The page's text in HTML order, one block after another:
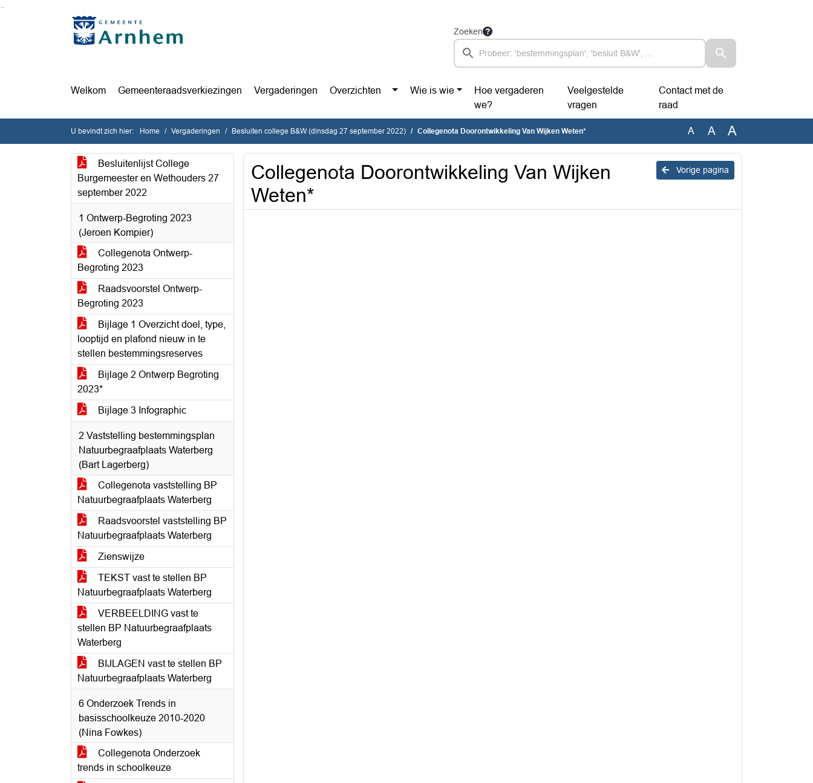
Ga naar de inhoud van deze pagina
Ga naar het zoeken
Ga naar het menu
Zoeken
Welkom Gemeenteraadsverkiezingen Vergaderingen Overzichten Wie is wie
Hoe vergaderen
we?
Veelgestelde
vragen
Contact met de
raad
U bevindt zich hier: Home Vergaderingen Besluiten college B&W (dinsdag 27 september 2022) Collegenota Doorontwikkeling Van Wijken Weten* A A A
Besluitenlijst College
Burgemeester en Wethouders 27
september 2022
1 Ontwerp-Begroting 2023
(Jeroen Kompier)
Collegenota Ontwerp-
Begroting 2023
Raadsvoorstel Ontwerp-
Begroting 2023
Bijlage 1 Overzicht doel, type,
looptijd en plafond nieuw in te
stellen bestemmingsreserves
Bijlage 2 Ontwerp Begroting
2023*
Bijlage 3 Infographic
2 Vaststelling bestemmingsplan
Natuurbegraafplaats Waterberg
(Bart Lagerberg)
Collegenota vaststelling BP
Natuurbegraafplaats Waterberg
Raadsvoorstel vaststelling BP
Natuurbegraafplaats Waterberg
Zienswijze
TEKST vast te stellen BP
Natuurbegraafplaats Waterberg
VERBEELDING vast te
stellen BP Natuurbegraafplaats
Waterberg
BIJLAGEN vast te stellen BP
Natuurbegraafplaats Waterberg
6 Onderzoek Trends in
basisschoolkeuze 2010-2020
(Nina Fowkes)
Collegenota Onderzoek
trends in schoolkeuze
Vorige pagina
Collegenota Doorontwikkeling Van Wijken
Weten*